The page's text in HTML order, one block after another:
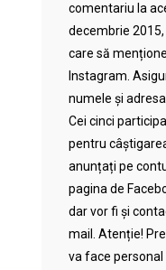
comentariu la
decembrie
care să
Instagram.
numele și
Cei cinci
pentru
anunțați pe
pagina de
dar vor fi și
mail. Atenție!
va face personal